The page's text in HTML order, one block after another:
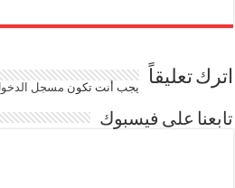
اترك تعليقاً يجب أنت تكون مسجل
تابعنا على فيسبوك